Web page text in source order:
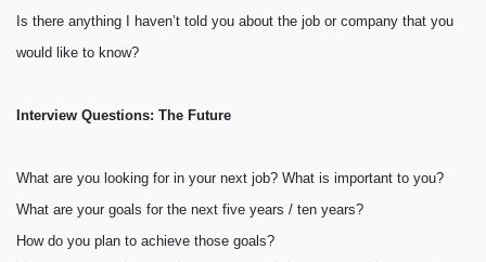
Is there anything I haven’t told you about the job or company that you
would like to know?
Interview Questions: The Future
What are you looking for in your next job? What is important to you?
What are your goals for the next five years / ten years?
How do you plan to achieve those goals?